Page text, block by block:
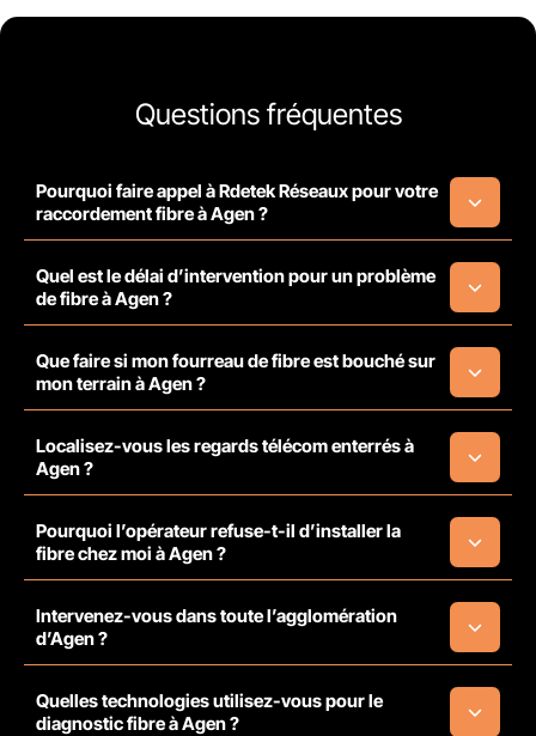
Questions fréquentes
Pourquoi faire appel à Rdetek Réseaux pour votre
raccordement fibre à Agen ?
Quel est le délai d’intervention pour un problème
de fibre à Agen ?
Que faire si mon fourreau de fibre est bouché sur
mon terrain à Agen ?
Localisez-vous les regards télécom enterrés à
Agen ?
Pourquoi l’opérateur refuse-t-il d’installer la
fibre chez moi à Agen ?
Intervenez-vous dans toute l’agglomération
d’Agen ?
Quelles technologies utilisez-vous pour le
diagnostic fibre à Agen ?